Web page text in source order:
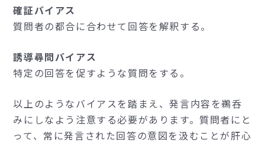
確証バイアス
質問者の都合に合わせて回答を解釈する。
誘導尋問バイアス
特定の回答を促すような質問をする。
以上のようなバイアスを踏まえ、発言内容を鵜呑
みにしなよう注意する必要があります。質問者にと
って、常に発言された回答の意図を汲むことが肝心